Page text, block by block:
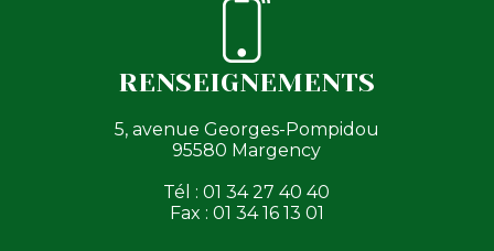
RENSEIGNEMENTS
5, avenue Georges-Pompidou
95580 Margency
Tél : 01 34 27 40 40
Fax : 01 34 16 13 01